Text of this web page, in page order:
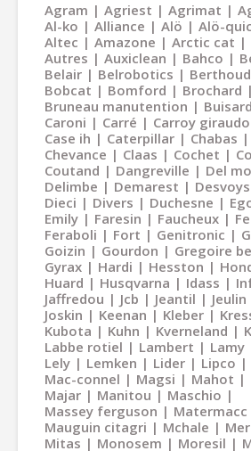
Agram Agriest Agrimat
Al-ko
Alliance Alö Alö-
Altec
Amazone Arctic cat
Autres
Auxiclean Bahco
Belair
Belrobotics Berthoud
Bobcat
Bomford Brochard
Bruneau manutention
Buisard
Caroni
Carré Carroy
Case ih
Caterpillar Chabas
Chevance
Claas Cochet
Coutand
Dangreville
Del
Delimbe
Demarest Desvoys
Dieci
Divers Duchesne
Emily
Faresin Faucheux
Feraboli
Fort Genitronic
Goizin
Gourdon Gregoire
Gyrax
Hardi Hesston
Huard
Husqvarna Idass
Jaffredou
Jcb Jeantil Jeulin
Joskin
Keenan Kleber
Kubota
Kuhn Kverneland
Labbe rotiel
Lambert Lamy
Lely
Lemken Lider Lipco
Mac-connel
Magsi Mahot
Majar
Manitou
Maschio
Massey ferguson
Matermacc
Mauguin citagri
Mchale
Mitas
Monosem Moresil